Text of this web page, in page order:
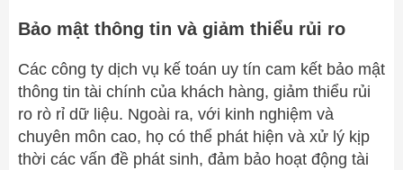
Bảo mật thông tin và giảm thiểu rủi ro
Các công ty dịch vụ kế toán uy tín cam kết bảo mật
thông tin tài chính của khách hàng, giảm thiểu rủi
ro rò rỉ dữ liệu. Ngoài ra, với kinh nghiệm và
chuyên môn cao, họ có thể phát hiện và xử lý kịp
thời các vấn đề phát sinh, đảm bảo hoạt động tài